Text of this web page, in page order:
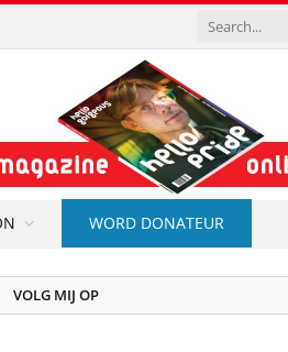
WORD DONATEUR
VOLG MIJ OP